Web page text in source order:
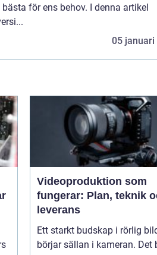
för ens behov. I denna artikel
05 januari
Videoproduktion som
fungerar: Plan, teknik
leverans
Ett starkt budskap i rörlig
börjar sällan i kameran. Det